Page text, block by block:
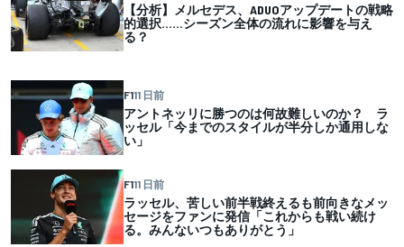
【分析】メルセデス、ADUOアップデートの戦略
的選択……シーズン全体の流れに影響を与え
る？
F111 日前
アントネッリに勝つのは何故難しいのか？ ラ
ッセル「今までのスタイルが半分しか通用しな
い」
F111 日前
ラッセル、苦しい前半戦終えるも前向きなメッ
セージをファンに発信「これからも戦い続け
る。みんないつもありがとう」